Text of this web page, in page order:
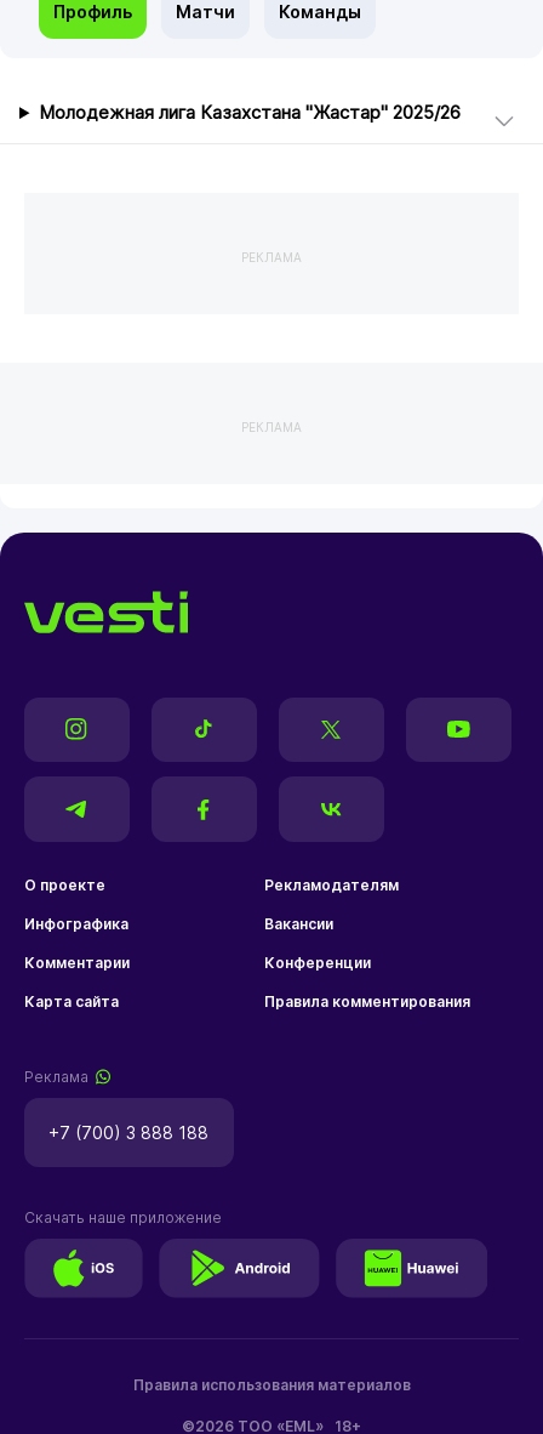
Профиль Матчи Команды
Молодежная лига Казахстана "Жастар" 2025/26
РЕКЛАМА
РЕКЛАМА
О проекте Рекламодателям
Инфографика Вакансии
Комментарии Конференции
Карта сайта Правила комментирования
Реклама
+7 (700) 3 888 188
©2026 ТОО «EML» 18+
Правила использования материалов
Скачать наше приложение